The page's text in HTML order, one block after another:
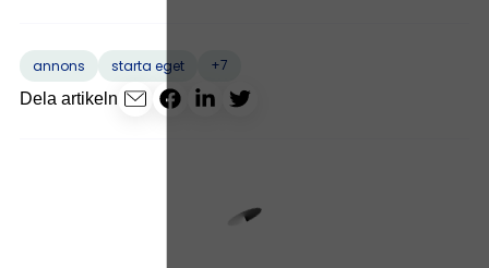
annons starta eget
+7
Dela artikeln